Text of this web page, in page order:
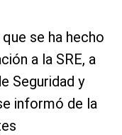
se ha hecho
a la SRE, a
Seguridad y
informó de la